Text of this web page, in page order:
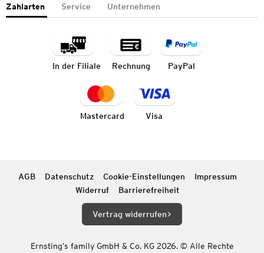
Zahlarten Service Unternehmen
In der Filiale Rechnung PayPal
Mastercard Visa
AGB Datenschutz Cookie-Einstellungen
Impressum
Widerruf
Barrierefreiheit
Vertrag widerrufen
Ernsting’s family GmbH & Co. KG 2026. © Alle Rechte